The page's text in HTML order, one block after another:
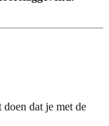
dat je met de